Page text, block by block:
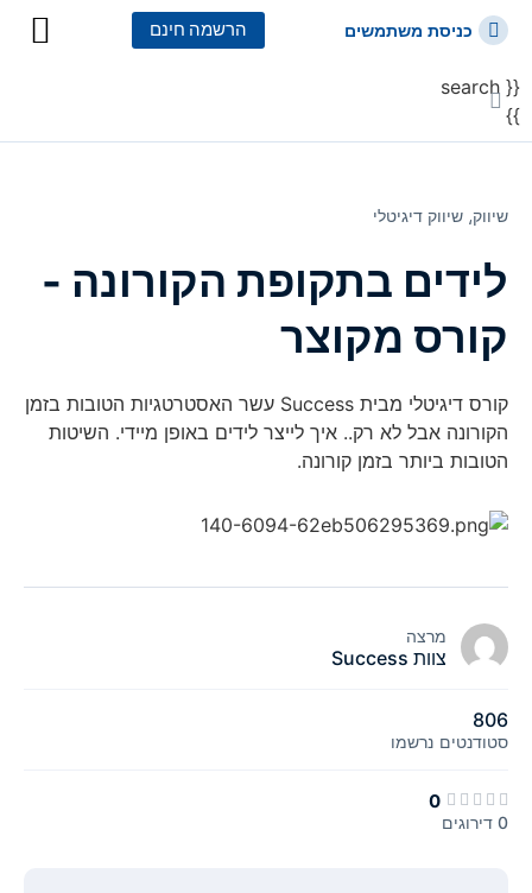
כניסת משתמשים הרשמה חינם
{{ search
}}
שיווק⸲ שיווק דיגיטלי
לידים בתקופת הקורונה -
קורס מקוצר
קורס דיגיטלי מבית Success עשר האסטרטגיות הטובות בזמן
הקורונה אבל לא רק.. איך לייצר לידים באופן מיידי. השיטות
הטובות ביותר בזמן קורונה.
מרצה
צוות Success
806
סטודנטים נרשמו
0
0 דירוגים